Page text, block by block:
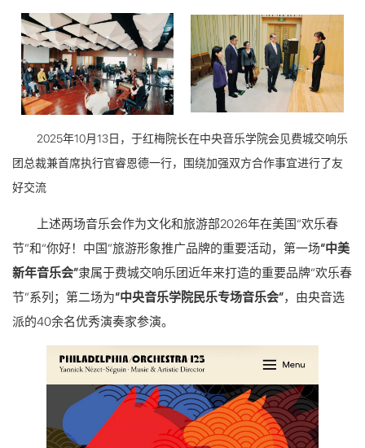
2025年10月13日，于红梅院长在中央音乐学院会见费城交响乐
团总裁兼首席执行官睿恩德一行，围绕加强双方合作事宜进行了友
好交流
上述两场音乐会作为文化和旅游部2026年在美国“欢乐春
节”和“你好！中国”旅游形象推广品牌的重要活动，第一场“中美
新年音乐会”隶属于费城交响乐团近年来打造的重要品牌“欢乐春
节”系列；第二场为“中央音乐学院民乐专场音乐会”，由央音选
派的40余名优秀演奏家参演。